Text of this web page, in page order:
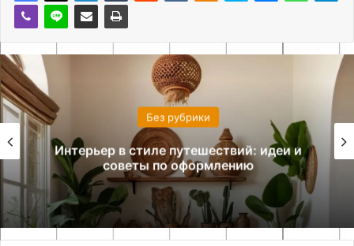
Без рубрики
Интерьер в стиле путешествий: идеи и
советы по оформлению